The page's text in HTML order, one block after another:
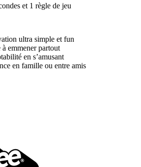
et 1 règle de jeu
ultra simple et fun
emmener partout
en s’amusant
en famille ou entre amis